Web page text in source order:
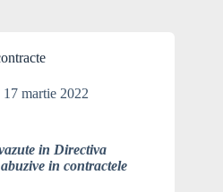
17 martie 2022
in Directiva
in contractele